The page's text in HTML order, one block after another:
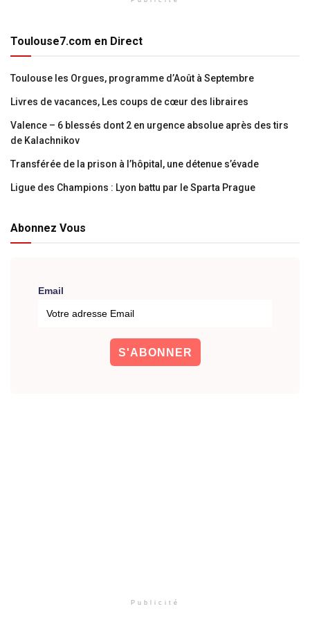
Toulouse7.com en Direct
Toulouse les Orgues, programme d’Août à Septembre
Livres de vacances, Les coups de cœur des libraires
Valence – 6 blessés dont 2 en urgence absolue après des tirs
de Kalachnikov
Transférée de la prison à l’hôpital, une détenue s’évade
Ligue des Champions : Lyon battu par le Sparta Prague
Abonnez Vous
Email
Publicité